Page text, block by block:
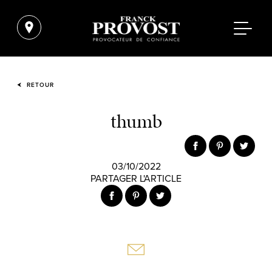
RETOUR
thumb
03/10/2022
PARTAGER L'ARTICLE